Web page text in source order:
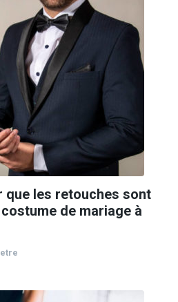
que les retouches sont
de mariage à